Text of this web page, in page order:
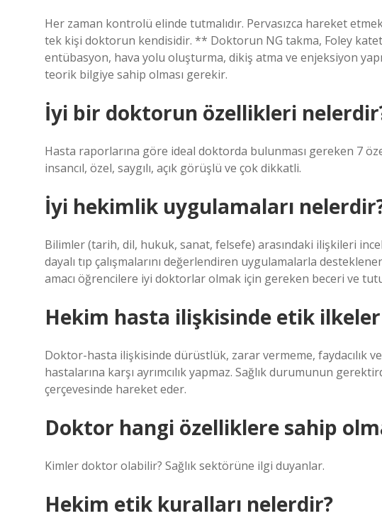
Her zaman kontrolü elinde tutmalıdır. Pervasızca hareket
tek kişi doktorun kendisidir. ** Doktorun NG takma, Foley
entübasyon, hava yolu oluşturma, dikiş atma ve enjeksiyon
teorik bilgiye sahip olması gerekir.
İyi bir doktorun özellikleri
Hasta raporlarına göre ideal doktorda bulunması gereken 7
insancıl, özel, saygılı, açık görüşlü ve çok dikkatli.
İyi hekimlik uygulamaları
Bilimler (tarih, dil, hukuk, sanat, felsefe) arasındaki ilişkileri
dayalı tıp çalışmalarını değerlendiren uygulamalarla
amacı öğrencilere iyi doktorlar olmak için gereken beceri ve
Hekim hasta ilişkisinde etik
Doktor-hasta ilişkisinde dürüstlük, zarar vermeme, faydacılık
hastalarına karşı ayrımcılık yapmaz. Sağlık durumunun
çerçevesinde hareket eder.
Doktor hangi özelliklere sahip
Kimler doktor olabilir? Sağlık sektörüne ilgi duyanlar.
Hekim etik kuralları nelerdir?